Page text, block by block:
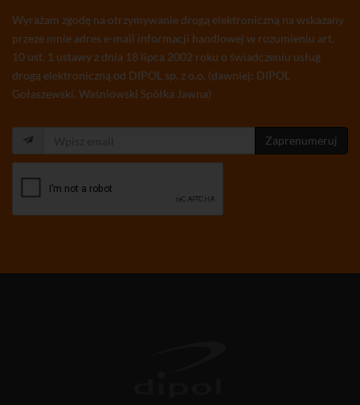
Wyrażam zgodę na otrzymywanie drogą elektroniczną na wskazany
przeze mnie adres e-mail informacji handlowej w rozumieniu art.
10 ust. 1 ustawy z dnia 18 lipca 2002 roku o świadczeniu usług
drogą elektroniczną od DIPOL sp. z o.o. (dawniej: DIPOL
Gołaszewski, Waśniowski Spółka Jawna)
Zaprenumeruj